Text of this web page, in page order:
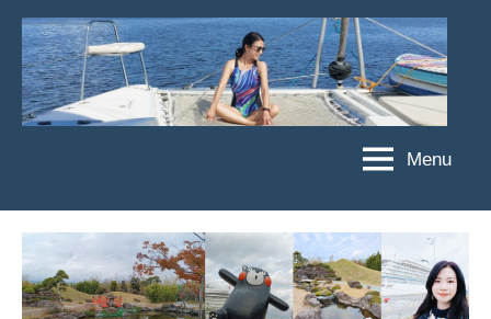
Skip
content
菲
亞
娃
娃
粉
Menu